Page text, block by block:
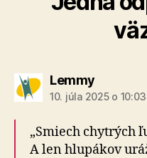
Lemmyhovorí:
10. júla 2025 o 10:03
„Smiech chytrých
A len hlupákov